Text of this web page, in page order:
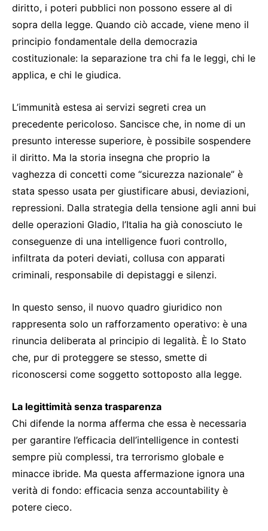
diritto, i poteri pubblici non possono essere al di
sopra della legge. Quando ciò accade, viene meno il
principio fondamentale della democrazia
costituzionale: la separazione tra chi fa le leggi, chi le
applica, e chi le giudica.
L’immunità estesa ai servizi segreti crea un
precedente pericoloso. Sancisce che, in nome di un
presunto interesse superiore, è possibile sospendere
il diritto. Ma la storia insegna che proprio la
vaghezza di concetti come “sicurezza nazionale” è
stata spesso usata per giustificare abusi, deviazioni,
repressioni. Dalla strategia della tensione agli anni bui
delle operazioni Gladio, l’Italia ha già conosciuto le
conseguenze di una intelligence fuori controllo,
infiltrata da poteri deviati, collusa con apparati
criminali, responsabile di depistaggi e silenzi.
In questo senso, il nuovo quadro giuridico non
rappresenta solo un rafforzamento operativo: è una
rinuncia deliberata al principio di legalità. È lo Stato
che, pur di proteggere se stesso, smette di
riconoscersi come soggetto sottoposto alla legge.
La legittimità senza trasparenza
Chi difende la norma afferma che essa è necessaria
per garantire l’efficacia dell’intelligence in contesti
sempre più complessi, tra terrorismo globale e
minacce ibride. Ma questa affermazione ignora una
verità di fondo: efficacia senza accountability è
potere cieco.